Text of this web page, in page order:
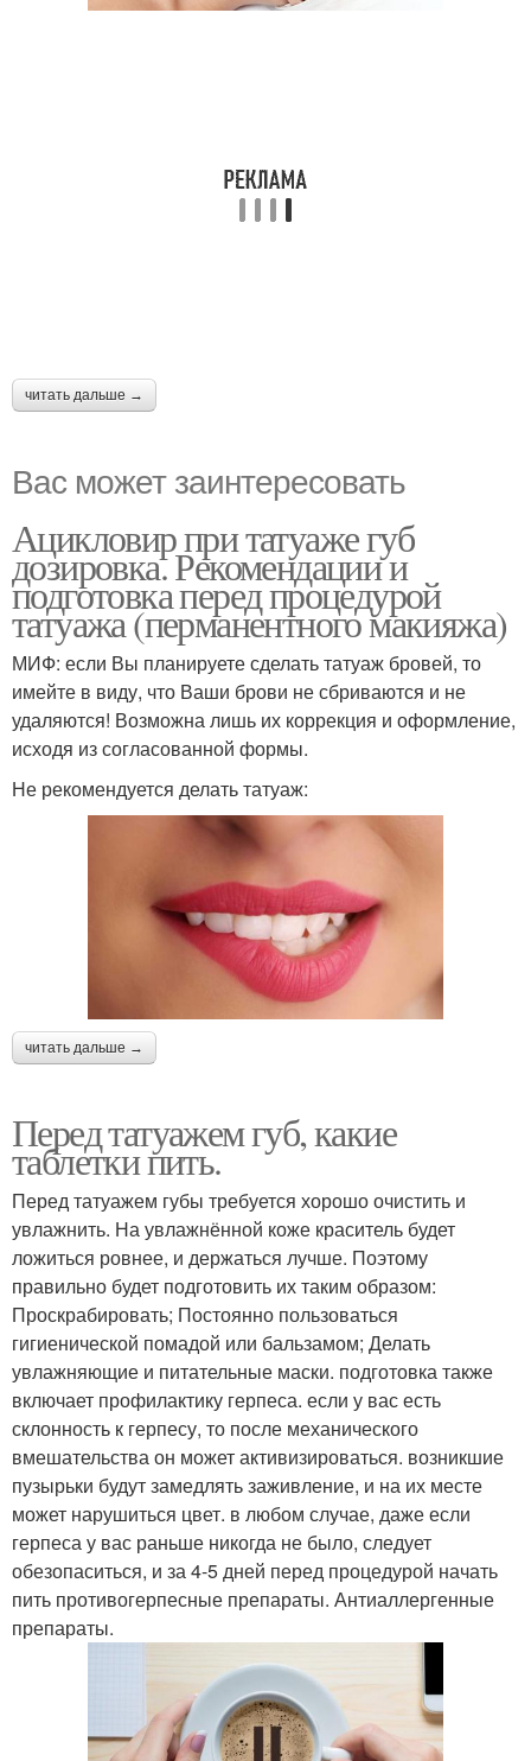
читать дальше →
Вас может заинтересовать
Ацикловир при татуаже губ
дозировка. Рекомендации и
подготовка перед процедурой
татуажа (перманентного макияжа)
МИФ: если Вы планируете сделать татуаж бровей, то
имейте в виду, что Ваши брови не сбриваются и не
удаляются! Возможна лишь их коррекция и оформление,
исходя из согласованной формы.
Не рекомендуется делать татуаж:
читать дальше →
Перед татуажем губ, какие
таблетки пить.
Перед татуажем губы требуется хорошо очистить и
увлажнить. На увлажнённой коже краситель будет
ложиться ровнее, и держаться лучше. Поэтому
правильно будет подготовить их таким образом:
Проскрабировать; Постоянно пользоваться
гигиенической помадой или бальзамом; Делать
увлажняющие и питательные маски. подготовка также
включает профилактику герпеса. если у вас есть
склонность к герпесу, то после механического
вмешательства он может активизироваться. возникшие
пузырьки будут замедлять заживление, и на их месте
может нарушиться цвет. в любом случае, даже если
герпеса у вас раньше никогда не было, следует
обезопаситься, и за 4-5 дней перед процедурой начать
пить противогерпесные препараты. Антиаллергенные
препараты.